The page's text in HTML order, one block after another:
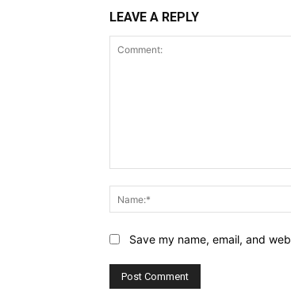
LEAVE A REPLY
Save my name, email, and